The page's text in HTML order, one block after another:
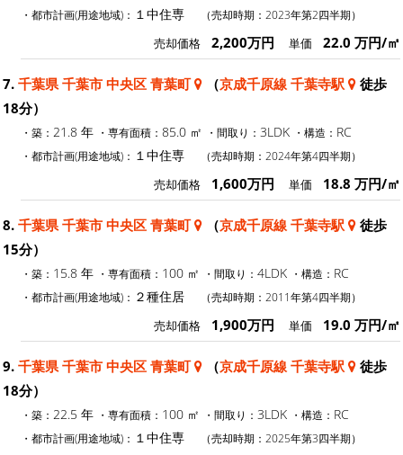
・都市計画(用途地域)： １中住専 （売却時期：2023年第2四半期）
売却価格 2,200万円 単価 22.0 万円/㎡
7. 千葉県 千葉市 中央区 青葉町 （京成千原線 千葉寺駅
徒歩
18分）
・築： 21.8 年 ・専有面積： 85.0 ㎡ ・間取り： 3LDK ・構造： RC
・都市計画(用途地域)： １中住専 （売却時期：2024年第4四半期）
売却価格 1,600万円 単価 18.8 万円/㎡
8. 千葉県 千葉市 中央区 青葉町 （京成千原線 千葉寺駅
徒歩
15分）
・築： 15.8 年 ・専有面積： 100 ㎡ ・間取り： 4LDK ・構造： RC
・都市計画(用途地域)： ２種住居 （売却時期：2011年第4四半期）
売却価格 1,900万円 単価 19.0 万円/㎡
9. 千葉県 千葉市 中央区 青葉町 （京成千原線 千葉寺駅
徒歩
18分）
・築： 22.5 年 ・専有面積： 100 ㎡ ・間取り： 3LDK ・構造： RC
・都市計画(用途地域)： １中住専 （売却時期：2025年第3四半期）